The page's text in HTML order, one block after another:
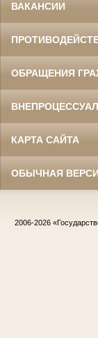
ВАКАНСИИ
ОБРАЩЕНИЯ
КАРТА САЙТА
ОБЫЧНАЯ
2006-2026